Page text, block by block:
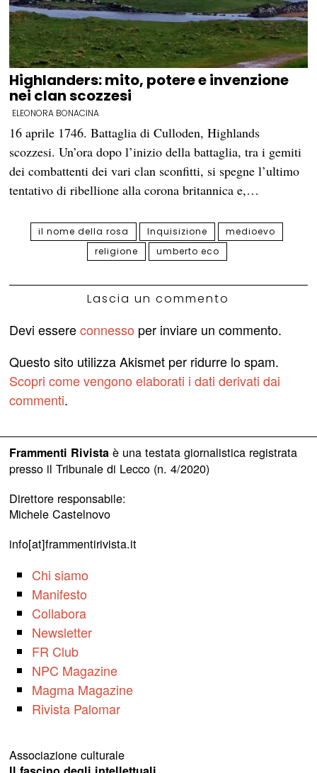
Highlanders: mito, potere e invenzione
nei clan scozzesi
ELEONORA BONACINA
16 aprile 1746. Battaglia di Culloden, Highlands
scozzesi. Un’ora dopo l’inizio della battaglia, tra i gemiti
dei combattenti dei vari clan sconfitti, si spegne l’ultimo
tentativo di ribellione alla corona britannica e,…
il nome della rosa Inquisizione
medioevo
religione
umberto eco
Lascia un commento
Devi essereconnesso per inviare un commento.
Questo sito utilizza Akismet per ridurre lo spam.
Scopri come vengono elaborati i dati derivati dai
commenti.
Frammenti Rivistaè una testata giornalistica registrata
presso il Tribunale di Lecco (n. 4/2020)
Direttore responsabile:
Michele Castelnovo
info[at]frammentirivista.it
Chi siamo
Manifesto
Collabora
Newsletter
FR Club
NPC Magazine
Magma Magazine
Rivista Palomar
Associazione culturale